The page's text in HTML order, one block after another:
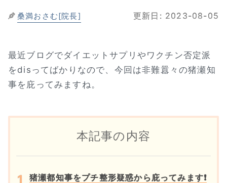
桑満おさむ[院長] 更新日: 2023-08-05
最近ブログでダイエットサプリやワクチン否定派
をdisってばかりなので、今回は非難囂々の猪瀬知
事を庇ってみますね。
本記事の内容
猪瀬都知事をプチ整形疑惑から庇ってみます❗